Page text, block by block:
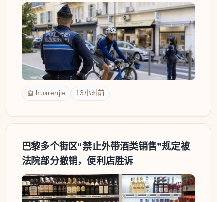
📰 huarenjie 13小时前
巴黎多个街区“禁止外带酒类销售”规定被
法院部分撤销，便利店胜诉